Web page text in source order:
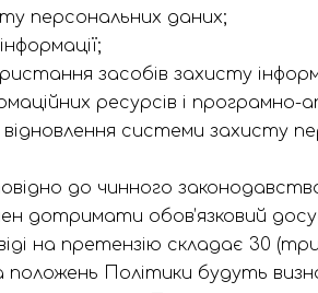
персональних даних;
засобів захисту
ресурсів і програмно-
відновлення системи захисту
до чинного
дотримати обов’язковий
на претензію складає 30
положень Політики будуть